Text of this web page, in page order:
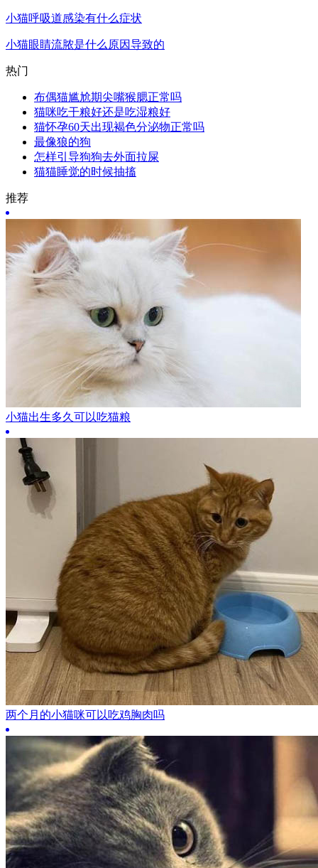
小猫呼吸道感染有什么症状
小猫眼睛流脓是什么原因导致的
热门
布偶猫尴尬期尖嘴猴腮正常吗
猫咪吃干粮好还是吃湿粮好
猫怀孕60天出现褐色分泌物正常吗
最像狼的狗
怎样引导狗狗去外面拉屎
猫猫睡觉的时候抽搐
推荐
小猫出生多久可以吃猫粮
两个月的小猫咪可以吃鸡胸肉吗